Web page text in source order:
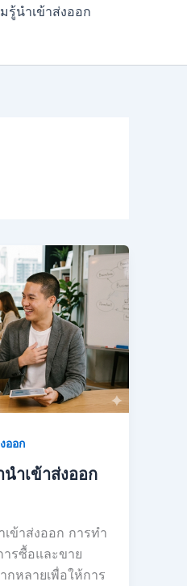
รู้นำเข้าส่งออก
ออก
ำเข้าส่งออก
ข้าส่งออก การทำ
ารซื้อและขาย
หลายเพื่อให้การ